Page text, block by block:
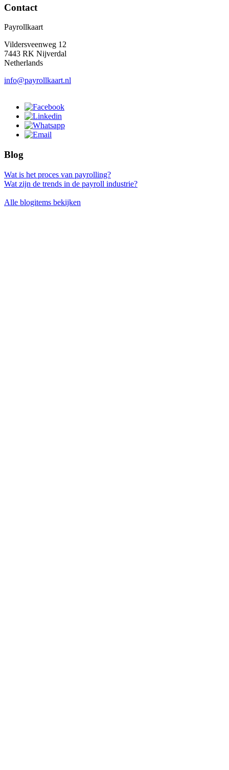
Contact
Payrollkaart
Vildersveenweg 12
7443 RK Nijverdal
Netherlands
info@payrollkaart.nl
Blog
Wat is het proces van payrolling?
Wat zijn de trends in de payroll industrie?
Alle blogitems bekijken